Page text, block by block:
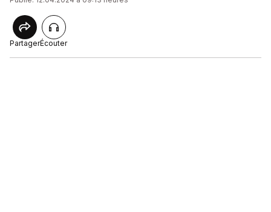
PartagerÉcouter